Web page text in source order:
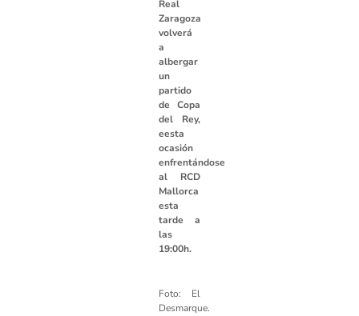
Real
Zaragoza
volverá
a
albergar
un
partido
de Copa
del Rey,
eesta
ocasión
enfrentándose
al RCD
Mallorca
esta
tarde a
las
19:00h.
Foto: El
Desmarque.